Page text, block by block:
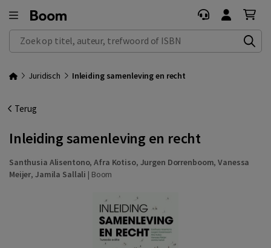
Zoek op titel, auteur, trefwoord of ISBN
Juridisch Inleiding samenleving en recht
Terug
Inleiding samenleving en recht
Santhusia Alisentono,Afra Kotiso, Jurgen Dorrenboom,Vanessa
Meijer, Jamila Sallali | Boom